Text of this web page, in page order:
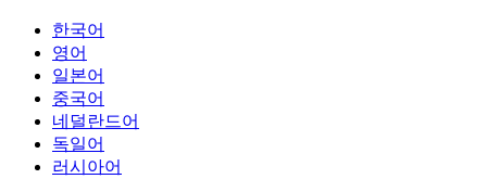
한국어
영어
일본어
중국어
네덜란드어
독일어
러시아어